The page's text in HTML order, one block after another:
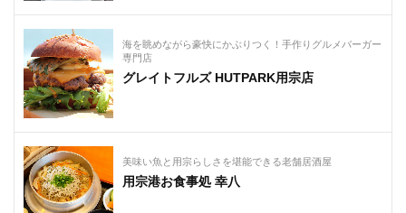
海を眺めながら豪快にかぶりつく！手作りグルメバーガー
専門店
グレイトフルズ HUTPARK用宗店
美味い魚と用宗らしさを堪能できる老舗居酒屋
用宗港お食事処 幸八